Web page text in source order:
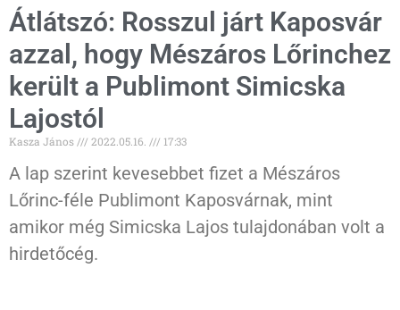
Átlátszó: Rosszul járt Kaposvár
azzal, hogy Mészáros Lőrinchez
került a Publimont Simicska
Lajostól
Kasza János 2022.05.16. 17:33
A lap szerint kevesebbet fizet a Mészáros
Lőrinc-féle Publimont Kaposvárnak, mint
amikor még Simicska Lajos tulajdonában volt a
hirdetőcég.